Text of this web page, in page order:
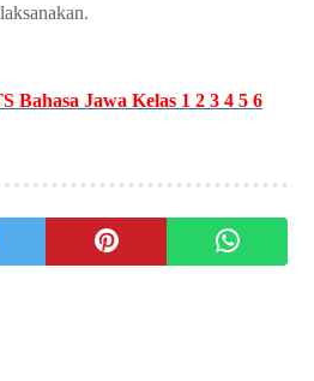
Bahasa Jawa Kelas 1 2 3 4 5 6